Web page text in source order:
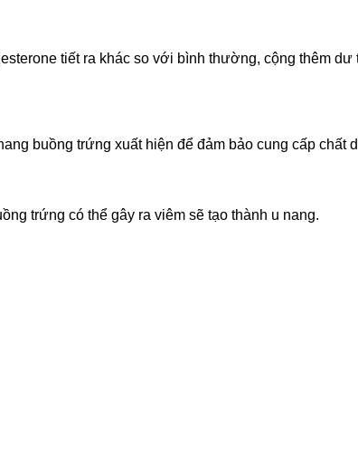
tiết ra khác so với bình thường, cộng thêm
buồng trứng xuất hiện để đảm bảo cung cấp
trứng có thể gây ra viêm sẽ tạo thành u nang.